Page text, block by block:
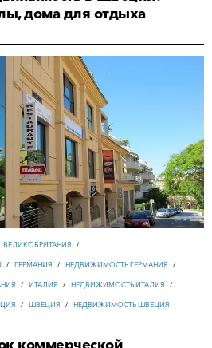
дома для отдыха
ВЕЛИКОБРИТАНИЯ /
/ ГЕРМАНИЯ / НЕДВИЖИМОСТЬ ГЕРМАНИЯ /
/ ИТАЛИЯ / НЕДВИЖИМОСТЬ ИТАЛИЯ /
/ ШВЕЦИЯ / НЕДВИЖИМОСТЬ ШВЕЦИЯ
коммерческой